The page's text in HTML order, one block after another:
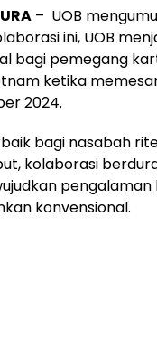
– UOB
ini, UOB
bagi pemegang
ketika
2024.
bagi nasabah
kolaborasi
konvensional.